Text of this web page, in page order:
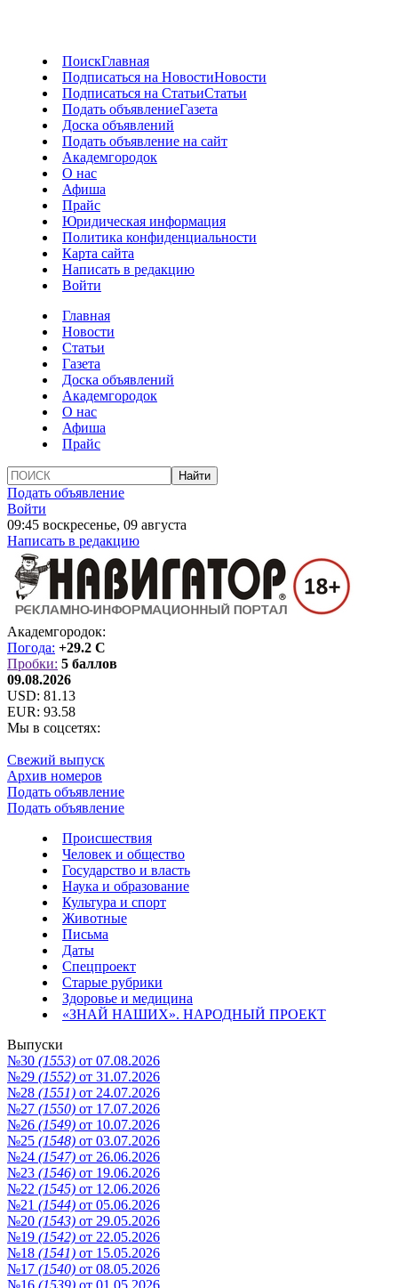
ПоискГлавная
Подписаться на НовостиНовости
Подписаться на СтатьиСтатьи
Подать объявлениеГазета
Доска объявлений
Подать объявление на сайт
Академгородок
О нас
Афиша
Прайс
Юридическая информация
Политика конфиденциальности
Карта сайта
Написать в редакцию
Войти
Главная
Новости
Статьи
Газета
Доска объявлений
Академгородок
О нас
Афиша
Прайс
Подать объявление
Войти
09:45 воскресенье, 09 августа
Написать в редакцию
Академгородок:
Погода: +29.2 C
Пробки: 5 баллов
09.08.2026
USD: 81.13
EUR: 93.58
Мы в соцсетях:
Свежий выпуск
Архив номеров
Подать объявление
Подать объявление
Происшествия
Человек и общество
Государство и власть
Наука и образование
Культура и спорт
Животные
Письма
Даты
Спецпроект
Старые рубрики
Здоровье и медицина
«ЗНАЙ НАШИХ». НАРОДНЫЙ ПРОЕКТ
Выпуски
№30 (1553) от 07.08.2026
№29 (1552) от 31.07.2026
№28 (1551) от 24.07.2026
№27 (1550) от 17.07.2026
№26 (1549) от 10.07.2026
№25 (1548) от 03.07.2026
№24 (1547) от 26.06.2026
№23 (1546) от 19.06.2026
№22 (1545) от 12.06.2026
№21 (1544) от 05.06.2026
№20 (1543) от 29.05.2026
№19 (1542) от 22.05.2026
№18 (1541) от 15.05.2026
№17 (1540) от 08.05.2026
№16 (1539) от 01.05.2026